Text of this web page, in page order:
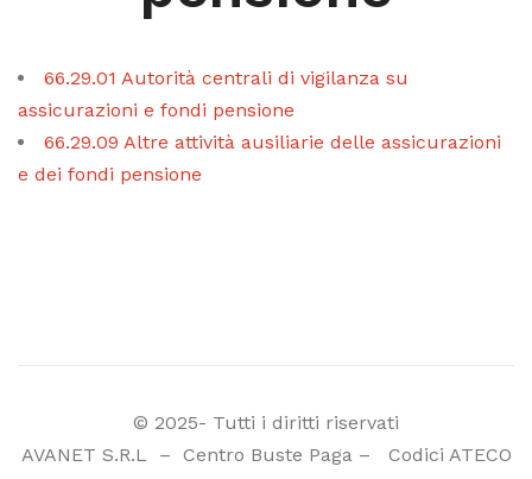
66.29.01 Autorità centrali di vigilanza su
assicurazioni e fondi pensione
66.29.09 Altre attività ausiliarie delle assicurazioni
e dei fondi pensione
© 2025- Tutti i diritti riservati
AVANET S.R.L
– Centro Buste Paga– Codici ATECO